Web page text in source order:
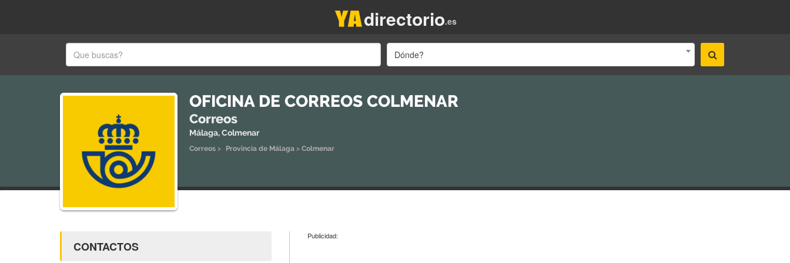
.es
directorio
Dónde?
OFICINA DE CORREOS COLMENAR
Correos
Málaga, Colmenar
Correos > Provincia de Málaga > Colmenar
CONTACTOS
Publicidad: